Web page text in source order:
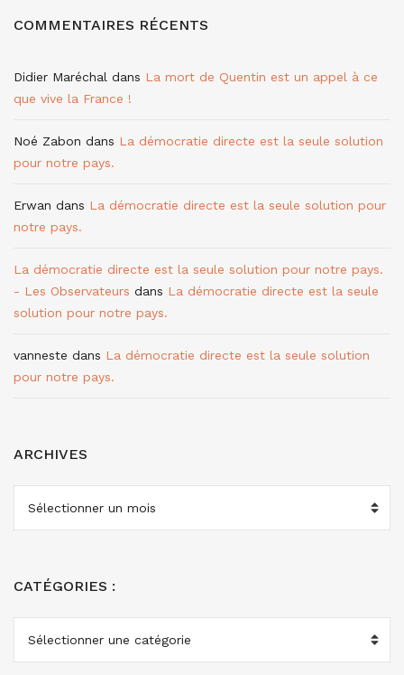
COMMENTAIRES RÉCENTS
Didier Maréchal dans La mort de Quentin est un appel à ce
que vive la France !
Noé Zabon dans La démocratie directe est la seule solution
pour notre pays.
Erwan dans La démocratie directe est la seule solution pour
notre pays.
La démocratie directe est la seule solution pour notre pays.
- Les Observateurs dans La démocratie directe est la seule
solution pour notre pays.
vanneste dans La démocratie directe est la seule solution
pour notre pays.
ARCHIVES
ARCHIVES
CATÉGORIES :
CATÉGORIES